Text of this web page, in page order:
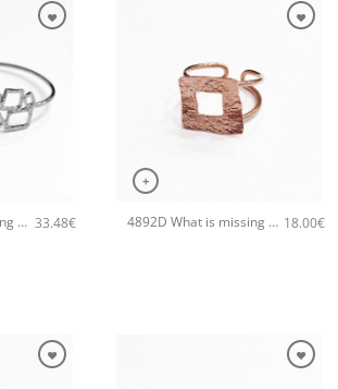
4892E What is missing χειροποίητο βραχιόλι Catherine bijoux Ασημί 33.48€
+
4892D What is missing χειροποίητο δαχτυλιδι Catherine bijoux Ροζ χρυσό 18.00€